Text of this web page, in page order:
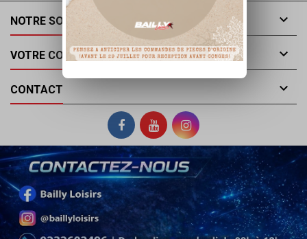
NOTRE SOCIÉTÉ 
VOTRE COMPTE 
CONTACT 